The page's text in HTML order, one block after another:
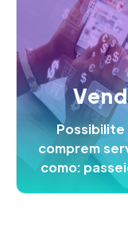
comprem
como: